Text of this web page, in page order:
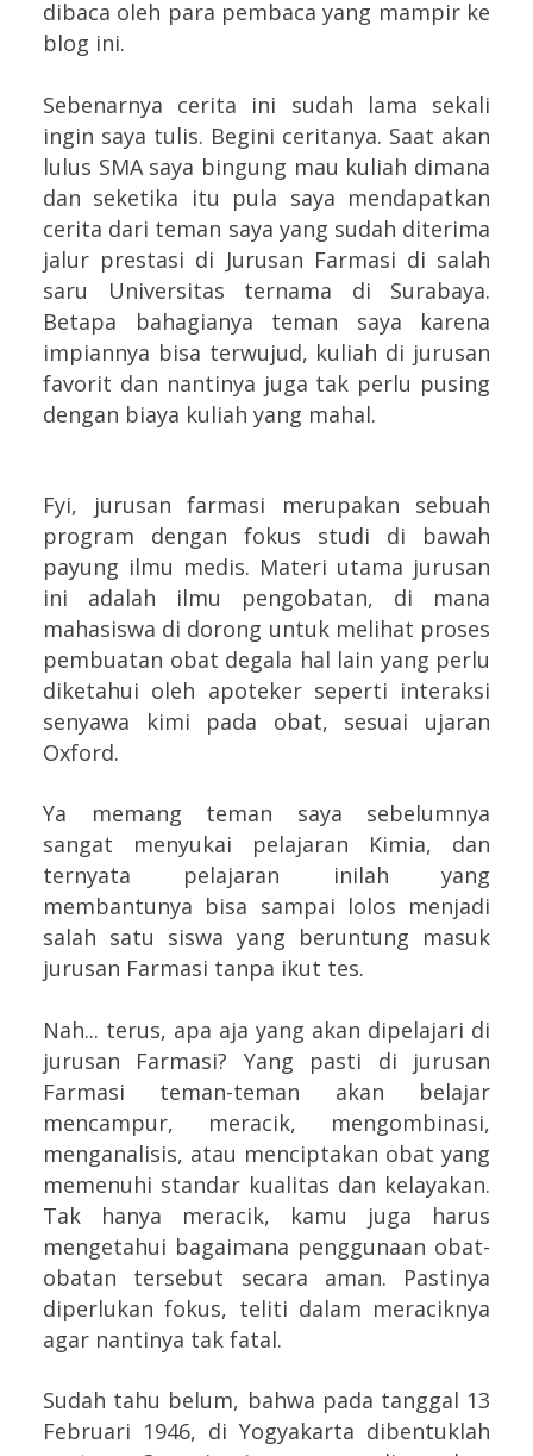
dibaca oleh para pembaca yang mampir ke
blog ini.
Sebenarnya cerita ini sudah lama sekali
ingin saya tulis. Begini ceritanya. Saat akan
lulus SMA saya bingung mau kuliah dimana
dan seketika itu pula saya mendapatkan
cerita dari teman saya yang sudah diterima
jalur prestasi di Jurusan Farmasi di salah
saru Universitas ternama di Surabaya.
Betapa bahagianya teman saya karena
impiannya bisa terwujud, kuliah di jurusan
favorit dan nantinya juga tak perlu pusing
dengan biaya kuliah yang mahal.
Fyi, jurusan farmasi merupakan sebuah
program dengan fokus studi di bawah
payung ilmu medis. Materi utama jurusan
ini adalah ilmu pengobatan, di mana
mahasiswa di dorong untuk melihat proses
pembuatan obat degala hal lain yang perlu
diketahui oleh apoteker seperti interaksi
senyawa kimi pada obat, sesuai ujaran
Oxford.
Ya memang teman saya sebelumnya
sangat menyukai pelajaran Kimia, dan
ternyata pelajaran inilah yang
membantunya bisa sampai lolos menjadi
salah satu siswa yang beruntung masuk
jurusan Farmasi tanpa ikut tes.
Nah... terus, apa aja yang akan dipelajari di
jurusan Farmasi? Yang pasti di jurusan
Farmasi teman-teman akan belajar
mencampur, meracik, mengombinasi,
menganalisis, atau menciptakan obat yang
memenuhi standar kualitas dan kelayakan.
Tak hanya meracik, kamu juga harus
mengetahui bagaimana penggunaan obat-
obatan tersebut secara aman. Pastinya
diperlukan fokus, teliti dalam meraciknya
agar nantinya tak fatal.
Sudah tahu belum, bahwa pada tanggal 13
Februari 1946, di Yogyakarta dibentuklah